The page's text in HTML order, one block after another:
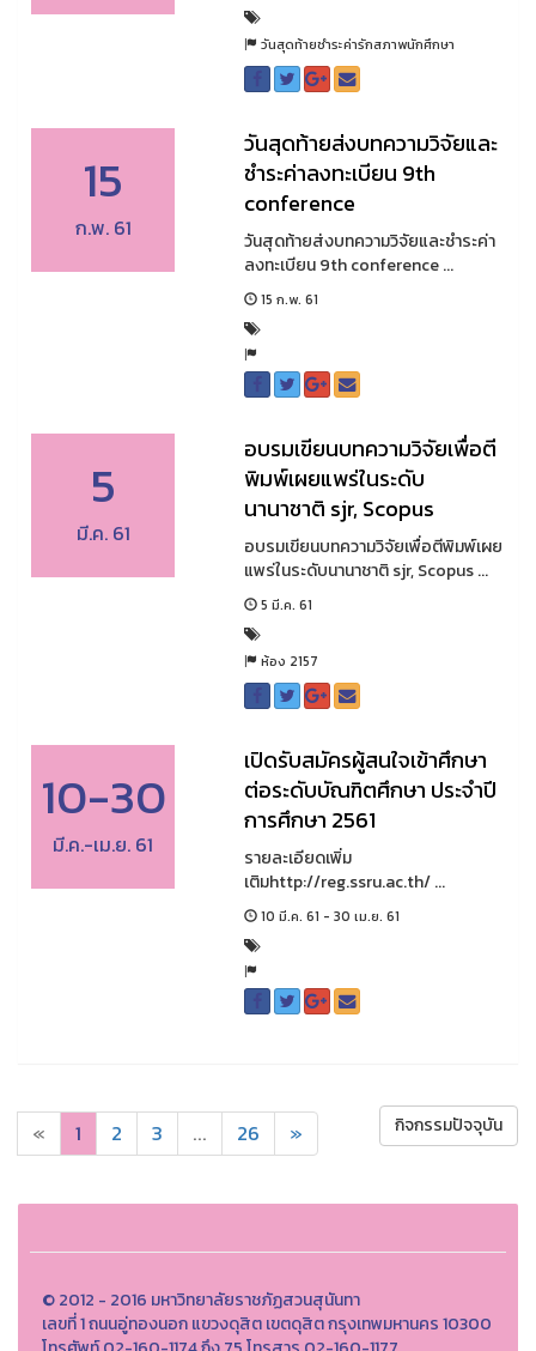
วันสุดท้ายชำระค่ารักสภาพนักศึกษา
15
ก.พ. 61
วันสุดท้ายส่งบทความวิจัยและ
ชำระค่าลงทะเบียน 9th
conference
วันสุดท้ายส่งบทความวิจัยและชำระค่า
ลงทะเบียน 9th conference ...
15 ก.พ. 61
5
มี.ค. 61
อบรมเขียนบทความวิจัยเพื่อตี
พิมพ์เผยแพร่ในระดับ
นานาชาติ sjr, Scopus
อบรมเขียนบทความวิจัยเพื่อตีพิมพ์เผย
แพร่ในระดับนานาชาติ sjr, Scopus ...
5 มี.ค. 61
ห้อง 2157
10-30
มี.ค.-เม.ย. 61
เปิดรับสมัครผู้สนใจเข้าศึกษา
ต่อระดับบัณฑิตศึกษา ประจำปี
การศึกษา 2561
รายละเอียดเพิ่ม
เติมhttp://reg.ssru.ac.th/ ...
10 มี.ค. 61 - 30 เม.ย. 61
« 1 2 3 ... 26 » กิจกรรมปัจจุบัน
© 2012 - 2016 มหาวิทยาลัยราชภัฏสวนสุนันทา
เลขที่ 1 ถนนอู่ทองนอก แขวงดุสิต เขตดุสิต กรุงเทพมหานคร 10300